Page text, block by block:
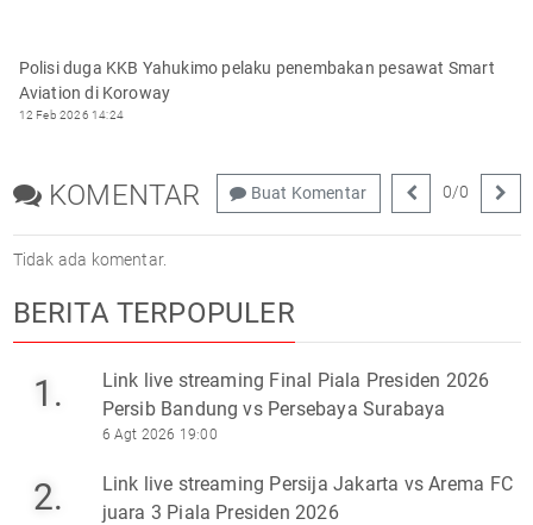
Polisi duga KKB Yahukimo pelaku penembakan pesawat Smart
Aviation di Koroway
12 Feb 2026 14:24
KOMENTAR Buat Komentar 0/0
Tidak ada komentar.
BERITA TERPOPULER
1.
Link live streaming Final Piala Presiden 2026
Persib Bandung vs Persebaya Surabaya
6 Agt 2026 19:00
2.
Link live streaming Persija Jakarta vs Arema FC
juara 3 Piala Presiden 2026